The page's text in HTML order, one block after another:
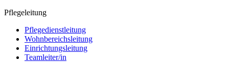
Pflegeleitung
Pflegedienstleitung
Wohnbereichsleitung
Einrichtungsleitung
Teamleiter/in